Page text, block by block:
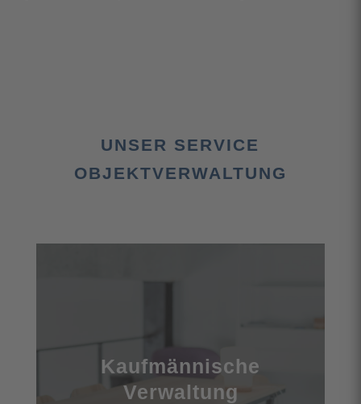
UNSER SERVICE
OBJEKTVERWALTUNG
Kaufmännische
Verwaltung
Kaufmännische
Berechnung des Mietüberschusses